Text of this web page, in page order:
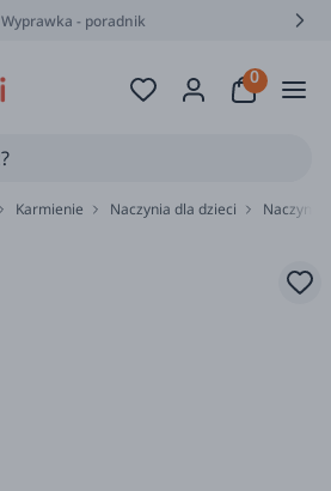
Wyprawka - poradnik
Karmienie Naczynia dla dzieci Naczynia